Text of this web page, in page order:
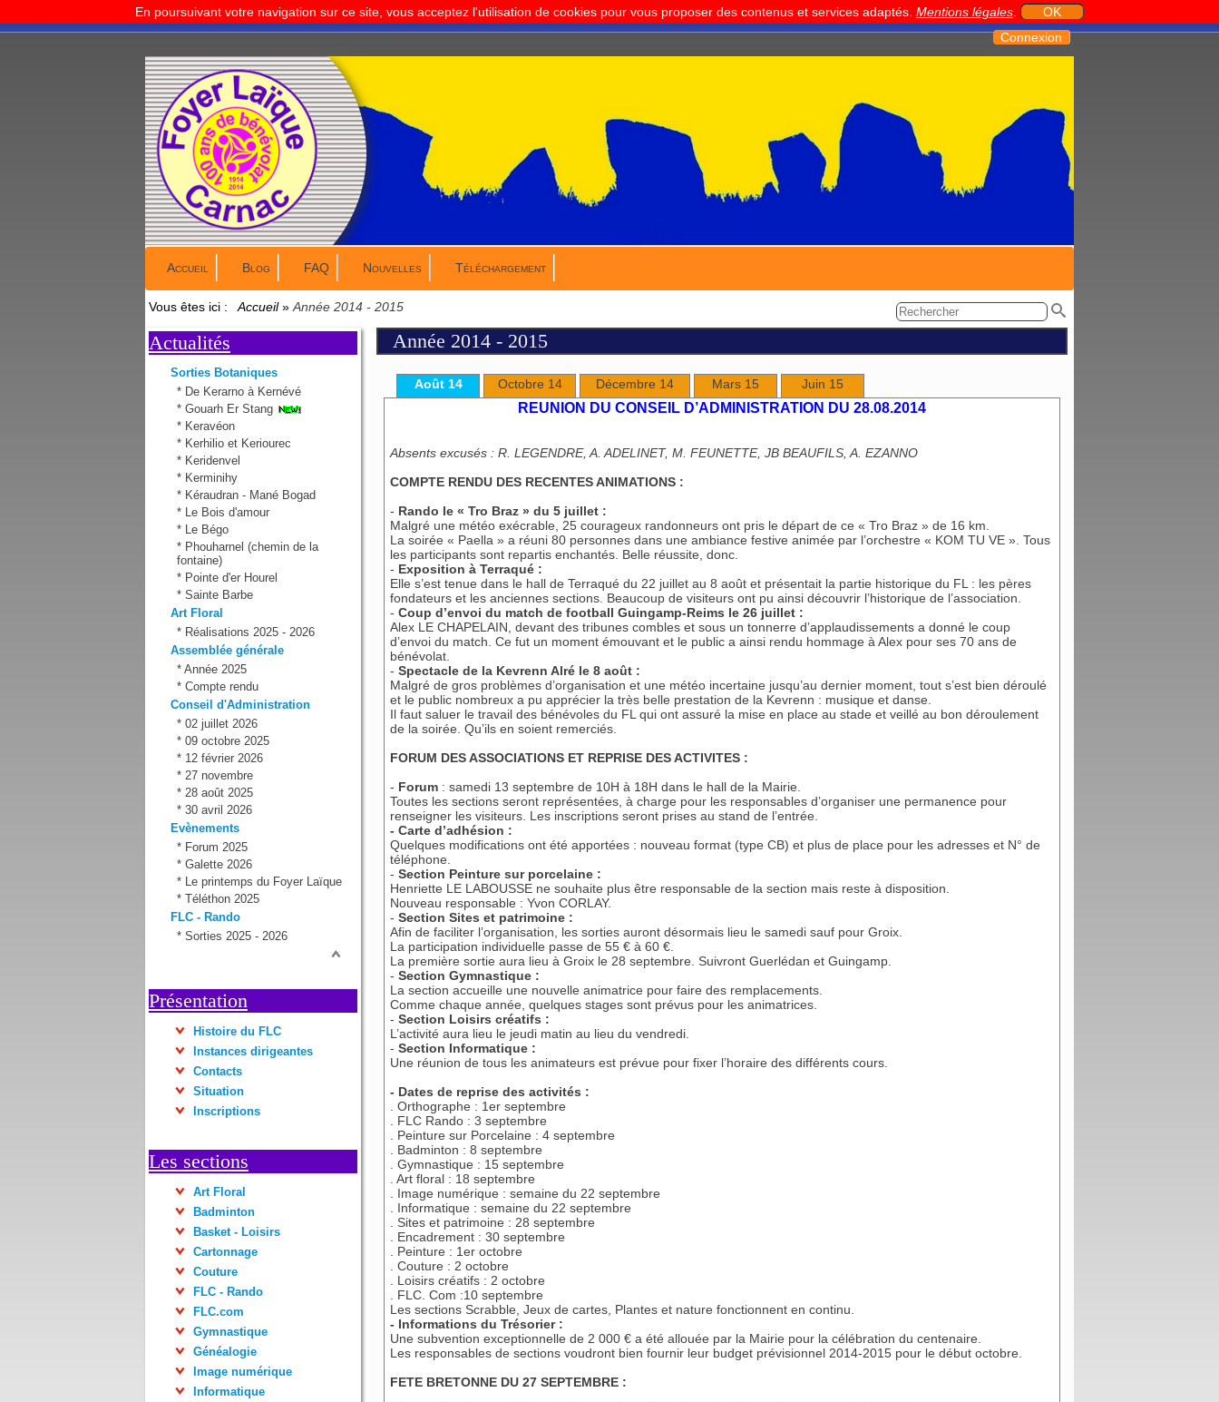
En poursuivant votre navigation sur ce site, vous acceptez l'utilisation de cookies pour vous proposer des contenus et services adaptés. Mentions légales
OK
Connexion
Accueil Blog FAQ Nouvelles Téléchargement
Vous êtes ici : Accueil» Année 2014 - 2015
Actualités
Sorties Botaniques
* De Kerarno à Kernévé
* Gouarh Er Stang
* Keravéon
* Kerhilio et Keriourec
* Keridenvel
* Kerminihy
* Kéraudran - Mané Bogad
*
Le Bois d'amour
*
Le Bégo
* Phouharnel (chemin de la
fontaine)
* Pointe d'er Hourel
* Sainte Barbe
Art Floral
* Réalisations 2025 - 2026
Assemblée générale
* Année 2025
* Compte rendu
Conseil d'Administration
* 02 juillet 2026
* 09 octobre 2025
* 12 février 2026
* 27 novembre
* 28 août 2025
* 30 avril 2026
Evènements
* Forum 2025
* Galette 2026
*
Le printemps du Foyer Laïque
* Téléthon 2025
FLC - Rando
* Sorties 2025 - 2026
Présentation
Histoire du FLC
Instances dirigeantes
Contacts
Situation
Inscriptions
Les sections
Art Floral
Badminton
Basket - Loisirs
Cartonnage
Couture
FLC - Rando
FLC.com
Gymnastique
Généalogie
Image numérique
Informatique
Année 2014 - 2015
Août 14 Octobre 14 Décembre 14 Mars 15 Juin 15
REUNION DU CONSEIL D’ADMINISTRATION DU 28.08.2014
Absents excusés : R. LEGENDRE, A. ADELINET, M. FEUNETTE, JB BEAUFILS, A. EZANNO
COMPTE RENDU DES RECENTES ANIMATIONS :
- Rando le « Tro Braz » du 5 juillet :
Malgré une météo exécrable, 25 courageux randonneurs ont pris le départ de ce « Tro Braz » de 16 km.
La soirée « Paella » a réuni 80 personnes dans une ambiance festive animée par l’orchestre « KOM TU VE ». Tous
les participants sont repartis enchantés. Belle réussite, donc.
- Exposition à Terraqué :
Elle s’est tenue dans le hall de Terraqué du 22 juillet au 8 août et présentait la partie historique du FL : les pères
fondateurs et les anciennes sections. Beaucoup de visiteurs ont pu ainsi découvrir l’historique de l’association.
- Coup d’envoi du match de football Guingamp-Reims le 26 juillet :
Alex LE CHAPELAIN, devant des tribunes combles et sous un tonnerre d’applaudissements a donné le coup
d’envoi du match. Ce fut un moment émouvant et le public a ainsi rendu hommage à Alex pour ses 70 ans de
bénévolat.
- Spectacle de la Kevrenn Alré le 8 août :
Malgré de gros problèmes d’organisation et une météo incertaine jusqu’au dernier moment, tout s’est bien déroulé
et le public nombreux a pu apprécier la très belle prestation de la Kevrenn : musique et danse.
Il faut saluer le travail des bénévoles du FL qui ont assuré la mise en place au stade et veillé au bon déroulement
de la soirée. Qu’ils en soient remerciés.
FORUM DES ASSOCIATIONS ET REPRISE DES ACTIVITES :
- Forum : samedi 13 septembre de 10H à 18H dans le hall de la Mairie.
Toutes les sections seront représentées, à charge pour les responsables d’organiser une permanence pour
renseigner les visiteurs. Les inscriptions seront prises au stand de l’entrée.
- Carte d’adhésion :
Quelques modifications ont été apportées : nouveau format (type CB) et plus de place pour les adresses et N° de
téléphone.
- Section Peinture sur porcelaine :
Henriette LE LABOUSSE ne souhaite plus être responsable de la section mais reste à disposition.
Nouveau responsable : Yvon CORLAY.
- Section Sites et patrimoine :
Afin de faciliter l’organisation, les sorties auront désormais lieu le samedi sauf pour Groix.
La participation individuelle passe de 55 € à 60 €.
La première sortie aura lieu à Groix le 28 septembre. Suivront Guerlédan et Guingamp.
- Section Gymnastique :
La section accueille une nouvelle animatrice pour faire des remplacements.
Comme chaque année, quelques stages sont prévus pour les animatrices.
- Section Loisirs créatifs :
L’activité aura lieu le jeudi matin au lieu du vendredi.
- Section Informatique :
Une réunion de tous les animateurs est prévue pour fixer l’horaire des différents cours.
- Dates de reprise des activités :
. Orthographe : 1er septembre
. FLC Rando : 3 septembre
. Peinture sur Porcelaine : 4 septembre
. Badminton : 8 septembre
. Gymnastique : 15 septembre
. Art floral : 18 septembre
. Image numérique : semaine du 22 septembre
. Informatique : semaine du 22 septembre
. Sites et patrimoine : 28 septembre
. Encadrement : 30 septembre
. Peinture : 1er octobre
. Couture : 2 octobre
. Loisirs créatifs : 2 octobre
. FLC. Com :10 septembre
Les sections Scrabble, Jeux de cartes, Plantes et nature fonctionnent en continu.
- Informations du Trésorier :
Une subvention exceptionnelle de 2 000 € a été allouée par la Mairie pour la célébration du centenaire.
Les responsables de sections voudront bien fournir leur budget prévisionnel 2014-2015 pour le début octobre.
FETE BRETONNE DU 27 SEPTEMBRE :